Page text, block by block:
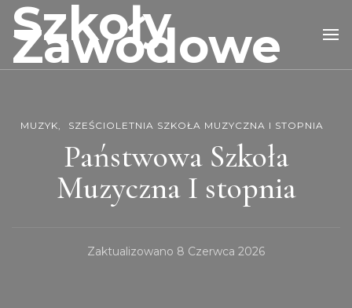
Szkoły
Zawodowe
MUZYK SZEŚCIOLETNIA SZKOŁA MUZYCZNA I STOPNIA
Państwowa Szkoła
Muzyczna I stopnia
Zaktualizowano 8 Czerwca 2026